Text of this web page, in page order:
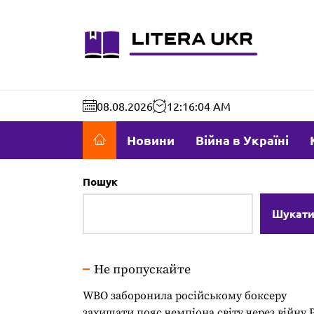
08.08.2026 12:16:04 AM
Новини Війна в Україні
Пошук
Шукати
Не пропускайте
WBO заборонила російському боксеру